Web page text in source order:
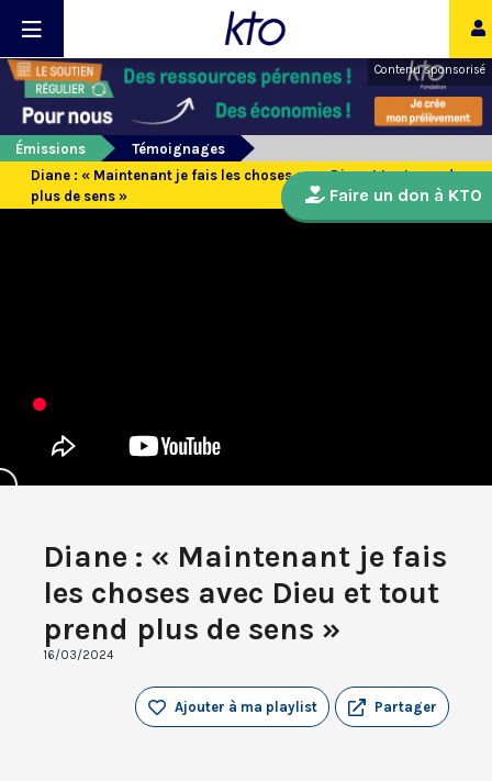
Contenu sponsorisé
Émissions
Témoignages
Diane : « Maintenant je fais les choses avec Dieu et tout prend
plus de sens »
Diane : « Maintenant je fais
les choses avec Dieu et tout
prend plus de sens »
16/03/2024
Partager
Ajouter à ma playlist
Faire un don à KTO